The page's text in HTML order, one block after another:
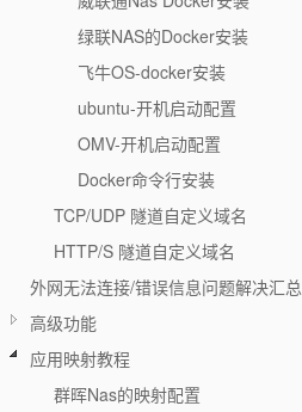
绿联NAS的Docker安装
飞牛OS-docker安装
ubuntu-开机启动配置
OMV-开机启动配置
Docker命令行安装
TCP/UDP 隧道自定义域名
HTTP/S 隧道自定义域名
外网无法连接/错误信息问题解决汇总
高级功能
应用映射教程
群晖Nas的映射配置